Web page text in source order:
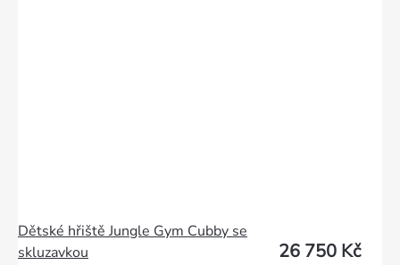
Dětské hřiště Jungle Gym Cubby se
skluzavkou
26 750 Kč